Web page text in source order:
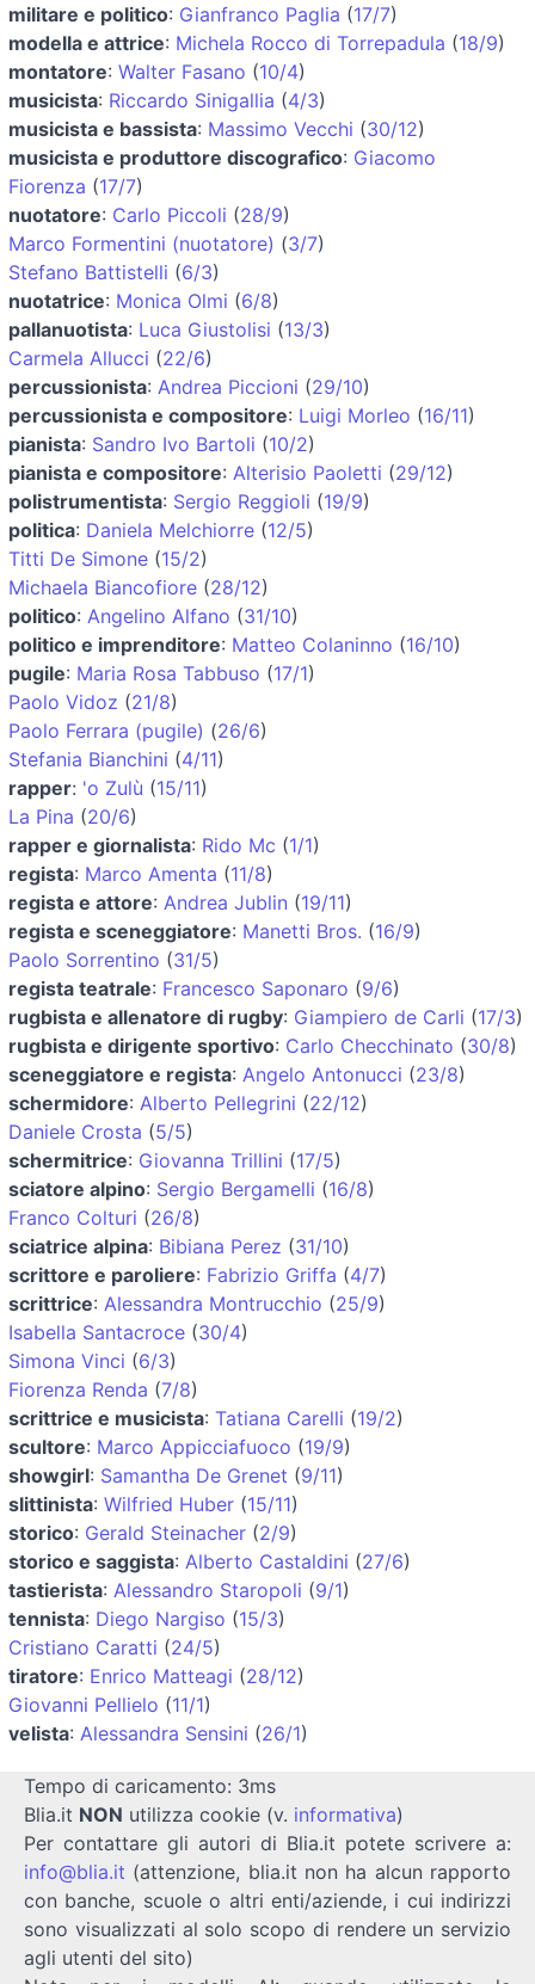
militare e politico: Gianfranco Paglia (17/7)
modella e attrice: Michela Rocco di Torrepadula (18/9)
montatore: Walter Fasano (10/4)
musicista: Riccardo Sinigallia (4/3)
musicista e bassista: Massimo Vecchi (30/12)
musicista e produttore discografico: Giacomo
Fiorenza (17/7)
nuotatore: Carlo Piccoli (28/9)
Marco Formentini (nuotatore) (3/7)
Stefano Battistelli (6/3)
nuotatrice: Monica Olmi (6/8)
pallanuotista: Luca Giustolisi (13/3)
Carmela Allucci (22/6)
percussionista: Andrea Piccioni (29/10)
percussionista e compositore: Luigi Morleo (16/11)
pianista: Sandro Ivo Bartoli (10/2)
pianista e compositore: Alterisio Paoletti (29/12)
polistrumentista: Sergio Reggioli (19/9)
politica: Daniela Melchiorre (12/5)
Titti De Simone (15/2)
Michaela Biancofiore (28/12)
politico: Angelino Alfano (31/10)
politico e imprenditore: Matteo Colaninno (16/10)
pugile: Maria Rosa Tabbuso (17/1)
Paolo Vidoz (21/8)
Paolo Ferrara (pugile) (26/6)
Stefania Bianchini (4/11)
rapper: 'o Zulù (15/11)
La Pina (20/6)
rapper e giornalista: Rido Mc (1/1)
regista: Marco Amenta (11/8)
regista e attore: Andrea Jublin (19/11)
regista e sceneggiatore: Manetti Bros. (16/9)
Paolo Sorrentino (31/5)
regista teatrale: Francesco Saponaro (9/6)
rugbista e allenatore di rugby: Giampiero de Carli (17/3)
rugbista e dirigente sportivo: Carlo Checchinato (30/8)
sceneggiatore e regista: Angelo Antonucci (23/8)
schermidore: Alberto Pellegrini (22/12)
Daniele Crosta (5/5)
schermitrice: Giovanna Trillini (17/5)
sciatore alpino: Sergio Bergamelli (16/8)
Franco Colturi (26/8)
sciatrice alpina: Bibiana Perez (31/10)
scrittore e paroliere: Fabrizio Griffa (4/7)
scrittrice: Alessandra Montrucchio (25/9)
Isabella Santacroce (30/4)
Simona Vinci (6/3)
Fiorenza Renda (7/8)
scrittrice e musicista: Tatiana Carelli (19/2)
scultore: Marco Appicciafuoco (19/9)
showgirl: Samantha De Grenet (9/11)
slittinista: Wilfried Huber (15/11)
storico: Gerald Steinacher (2/9)
storico e saggista: Alberto Castaldini (27/6)
tastierista: Alessandro Staropoli (9/1)
tennista: Diego Nargiso (15/3)
Cristiano Caratti (24/5)
tiratore: Enrico Matteagi (28/12)
Giovanni Pellielo (11/1)
velista: Alessandra Sensini (26/1)
Tempo di caricamento: 3ms
Blia.it NON utilizza cookie (v. informativa)
Per contattare gli autori di Blia.it potete scrivere a:
info@blia.it (attenzione, blia.it non ha alcun rapporto
con banche, scuole o altri enti/aziende, i cui indirizzi
sono visualizzati al solo scopo di rendere un servizio
agli utenti del sito)